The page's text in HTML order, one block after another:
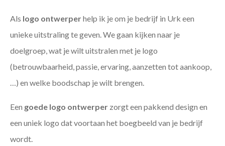
Als logo ontwerperhelp ik je om je bedrijf in Urk een
unieke uitstraling te geven. We gaan kijken naar je
doelgroep, wat je wilt uitstralen met je logo
(betrouwbaarheid, passie, ervaring, aanzetten tot aankoop,
…) en welke boodschap je wilt brengen.
Een goede logo ontwerper zorgt een pakkend design en
een uniek logo dat voortaan het boegbeeld van je bedrijf
wordt.